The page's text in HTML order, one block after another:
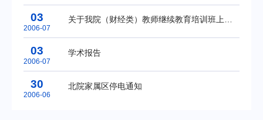
03
2006-07
03
2006-07
学术报告
30
2006-06
北院家属区停电通知